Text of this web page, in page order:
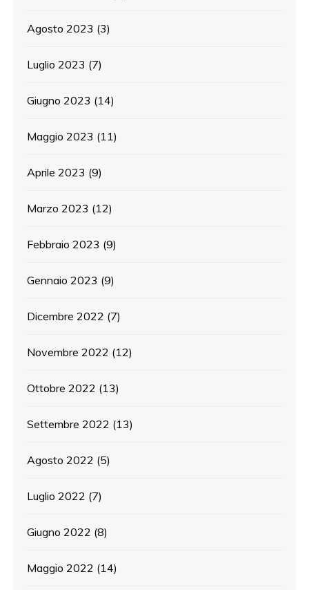
Agosto 2023 (3)
Luglio 2023 (7)
Giugno 2023 (14)
Maggio 2023 (11)
Aprile 2023 (9)
Marzo 2023 (12)
Febbraio 2023 (9)
Gennaio 2023 (9)
Dicembre 2022 (7)
Novembre 2022 (12)
Ottobre 2022 (13)
Settembre 2022 (13)
Agosto 2022 (5)
Luglio 2022 (7)
Giugno 2022 (8)
Maggio 2022 (14)